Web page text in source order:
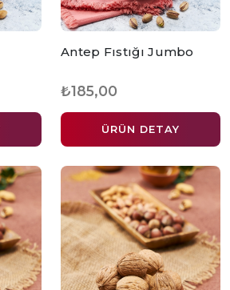
Antep Fıstığı Jumbo
₺185,00
ÜRÜN DETAY